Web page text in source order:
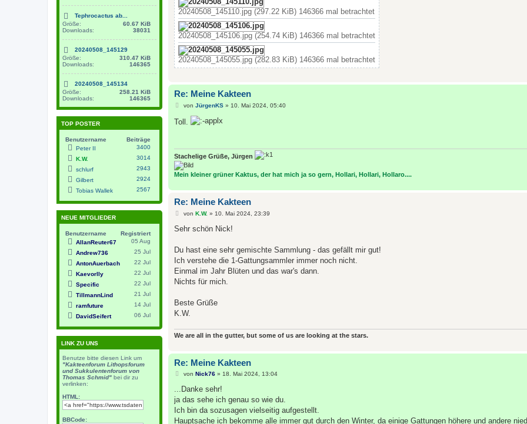
20240508_145110.jpg (297.22 KiB) 146366 mal betrachtet
20240508_145106.jpg (254.74 KiB) 146366 mal betrachtet
20240508_145055.jpg (282.83 KiB) 146366 mal betrachtet
Re: Meine Kakteen
B
t
von JürgenKS» 10. Mai 2024, 05:40
Toll.
Stachelige Grüße, Jürgen
Mein kleiner grüner Kaktus, der hat mich ja so gern, Hollari, Hollari, Hollaro....
Re: Meine Kakteen
B
i
a
von K.W. » 10. Mai 2024, 23:39
Sehr schön Nick!
Du hast eine sehr gemischte Sammlung - das gefällt mir gut!
Ich verstehe die 1-Gattungsammler immer noch nicht.
Einmal im Jahr Blüten und das war's dann.
Nichts für mich.
Beste Grüße
K.W.
We are all in the gutter, but some of us are looking at the stars.
Re: Meine Kakteen
B
i
r
a
von Nick76» 18. Mai 2024, 13:04
...Danke sehr!
ja das sehe ich genau so wie du.
Ich bin da sozusagen vielseitig aufgestellt.
Hauptsache ich bekomme alle immer gut durch den Winter, da einige Gattungen höhere und andere
Tephrocactus ab...
Größe:
60.67 KiB
Downloads:
38031
20240508_145129
Größe:
310.47 KiB
Downloads:
146365
20240508_145134
Größe:
258.21 KiB
Downloads:
146365
TOP POSTER
Benutzername
Beiträge
Peter II
3400
K.W.
3014
schlurf
2943
Gilbert
2924
Tobias Wallek
2567
NEUE MITGLIEDER
Benutzername
Registriert
AllanReuter67
05 Aug
Andrew736
25 Jul
AntonAuerbach
22 Jul
Kaevorlly
22 Jul
Specific
22 Jul
TillmannLind
21 Jul
ramfuture
14 Jul
DavidSeifert
06 Jul
LINK ZU UNS
Benutze bitte diesen Link um
"Kakteenforum Lithopsforum
und Sukkulentenforum von
Thomas Schmid" bei dir zu
verlinken:
HTML:
BBCode: